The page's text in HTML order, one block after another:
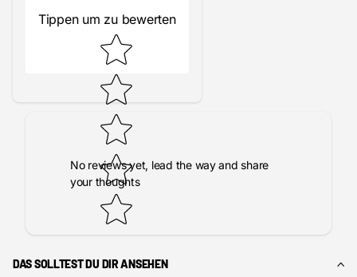
Tippen um zu bewerten
No reviews yet, lead the way and share
your thoughts
DAS SOLLTEST DU DIR ANSEHEN